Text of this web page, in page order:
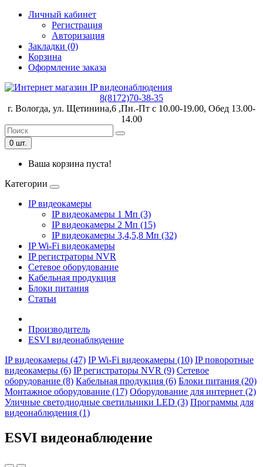
Личный кабинет
Регистрация
Авторизация
Закладки (0)
Корзина
Оформление заказа
8(8172)70-38-35
г. Вологда, ул. Щетинина,6 ,Пн.-Пт с 10.00-19.00, Обед 13.00-
14.00
0 шт.
Ваша корзина пуста!
Категории
IP видеокамеры
IP видеокамеры 1 Мп (3)
IP видеокамеры 2 Мп (15)
IP видеокамеры 3,4,5,8 Мп (32)
IP Wi-Fi видеокамеры
IP регистраторы NVR
Сетевое оборудование
Кабельная продукция
Блоки питания
Статьи
Производитель
ESVI видеонаблюдение
IP видеокамеры (47) IP Wi-Fi видеокамеры (10) IP поворотные
видеокамеры (6) IP регистраторы NVR (9) Сетевое
оборудование (8) Кабельная продукция (6) Блоки питания (20)
Монтажное оборудование (17) Оборудование для интернет (2)
Уличные светодиодные светильники LED (3) Программы для
видеонаблюдения (1)
ESVI видеонаблюдение